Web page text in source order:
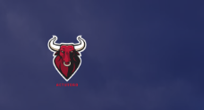
content